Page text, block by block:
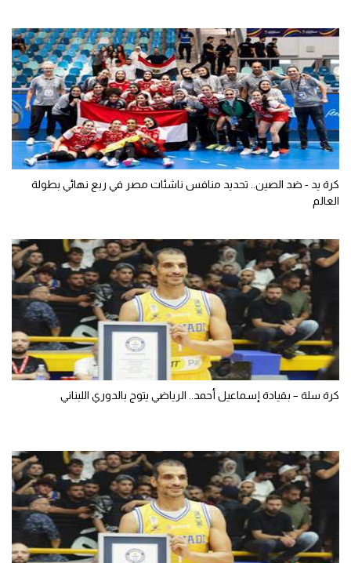
كرة يد - ضد الصين.. تحديد منافس ناشئات مصر في ربع نهائي بطولة
العالم
كرة سلة – بقيادة إسماعيل أحمد.. الرياضي يتوج بالدوري اللبناني